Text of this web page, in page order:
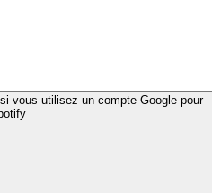
vous utilisez un compte Google pour